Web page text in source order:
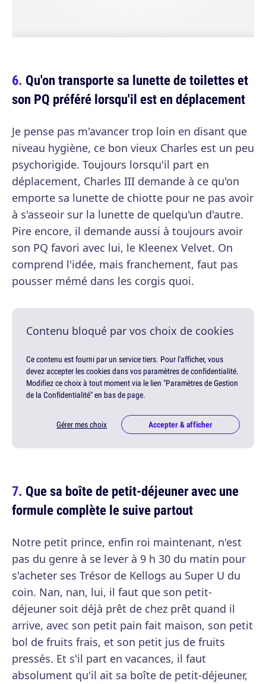
Qu'on transporte sa lunette de toilettes et
son PQ préféré lorsqu'il est en déplacement
Je pense pas m'avancer trop loin en disant que
niveau hygiène, ce bon vieux Charles est un peu
psychorigide. Toujours lorsqu'il part en
déplacement, Charles III demande à ce qu'on
emporte sa lunette de chiotte pour ne pas avoir
à s'asseoir sur la lunette de quelqu'un d'autre.
Pire encore, il demande aussi à toujours avoir
son PQ favori avec lui, le Kleenex Velvet. On
comprend l'idée, mais franchement, faut pas
pousser mémé dans les corgis quoi.
Contenu bloqué par vos choix de cookies
Ce contenu est fourni par un service tiers. Pour l'afficher, vous
devez accepter les cookies dans vos paramètres de confidentialité.
Modifiez ce choix à tout moment via le lien "Paramètres de Gestion
de la Confidentialité" en bas de page.
Gérer mes choix Accepter & afficher
Que sa boîte de petit-déjeuner avec une
formule complète le suive partout
Notre petit prince, enfin roi maintenant, n'est
pas du genre à se lever à 9 h 30 du matin pour
s'acheter ses Trésor de Kellogs au Super U du
coin. Nan, nan, lui, il faut que son petit-
déjeuner soit déjà prêt de chez prêt quand il
arrive, avec son petit pain fait maison, son petit
bol de fruits frais, et son petit jus de fruits
pressés. Et s'il part en vacances, il faut
absolument qu'il ait sa boîte de petit-déjeuner,